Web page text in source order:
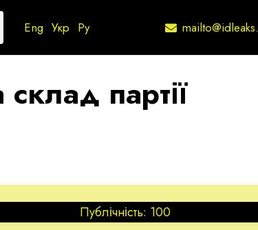
Eng Укр Ру
партії
Публічність: 100